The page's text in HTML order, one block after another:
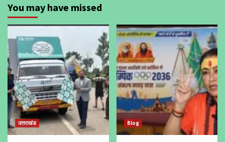
You may have missed
उत्तराखंड Blog